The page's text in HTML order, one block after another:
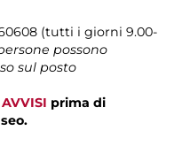
(tutti i giorni 9.00-
possono
sul posto
AVVISI prima di